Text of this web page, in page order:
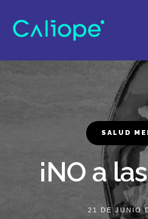
SALUD
¡NO a
21 DE JUNIO